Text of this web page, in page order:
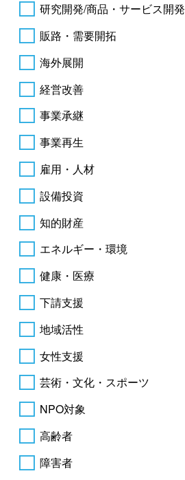
研究開発/商品・サービス開発
販路・需要開拓
海外展開
経営改善
事業承継
事業再生
雇用・人材
設備投資
知的財産
エネルギー・環境
健康・医療
下請支援
地域活性
女性支援
芸術・文化・スポーツ
NPO対象
高齢者
障害者